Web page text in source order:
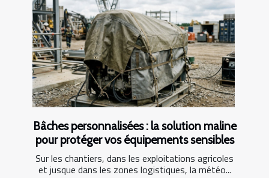
Bâches personnalisées : la solution maline
pour protéger vos équipements sensibles
Sur les chantiers, dans les exploitations agricoles
et jusque dans les zones logistiques, la météo...